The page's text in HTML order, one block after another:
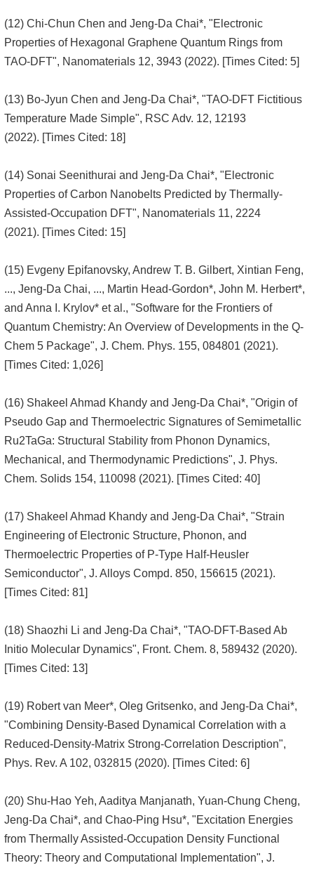
(12) Chi-Chun Chen and Jeng-Da Chai*, "Electronic
Properties of Hexagonal Graphene Quantum Rings from
TAO-DFT", Nanomaterials 12, 3943 (2022). [Times Cited: 5]
(13) Bo-Jyun Chen and Jeng-Da Chai*, "TAO-DFT Fictitious
Temperature Made Simple", RSC Adv. 12, 12193
(2022). [Times Cited: 18]
(14) Sonai Seenithurai and Jeng-Da Chai*, "Electronic
Properties of Carbon Nanobelts Predicted by Thermally-
Assisted-Occupation DFT", Nanomaterials 11, 2224
(2021). [Times Cited: 15]
(15) Evgeny Epifanovsky, Andrew T. B. Gilbert, Xintian Feng,
..., Jeng-Da Chai, ..., Martin Head-Gordon*, John M. Herbert*,
and Anna I. Krylov* et al., "Software for the Frontiers of
Quantum Chemistry: An Overview of Developments in the Q-
Chem 5 Package", J. Chem. Phys. 155, 084801 (2021).
[Times Cited: 1,026]
(16) Shakeel Ahmad Khandy and Jeng-Da Chai*, "Origin of
Pseudo Gap and Thermoelectric Signatures of Semimetallic
Ru2TaGa: Structural Stability from Phonon Dynamics,
Mechanical, and Thermodynamic Predictions", J. Phys.
Chem. Solids 154, 110098 (2021). [Times Cited: 40]
(17) Shakeel Ahmad Khandy and Jeng-Da Chai*, "Strain
Engineering of Electronic Structure, Phonon, and
Thermoelectric Properties of P-Type Half-Heusler
Semiconductor", J. Alloys Compd. 850, 156615 (2021).
[Times Cited: 81]
(18) Shaozhi Li and Jeng-Da Chai*, "TAO-DFT-Based Ab
Initio Molecular Dynamics", Front. Chem. 8, 589432 (2020).
[Times Cited: 13]
(19) Robert van Meer*, Oleg Gritsenko, and Jeng-Da Chai*,
"Combining Density-Based Dynamical Correlation with a
Reduced-Density-Matrix Strong-Correlation Description",
Phys. Rev. A 102, 032815 (2020). [Times Cited: 6]
(20) Shu-Hao Yeh, Aaditya Manjanath, Yuan-Chung Cheng,
Jeng-Da Chai*, and Chao-Ping Hsu*, "Excitation Energies
from Thermally Assisted-Occupation Density Functional
Theory: Theory and Computational Implementation", J.